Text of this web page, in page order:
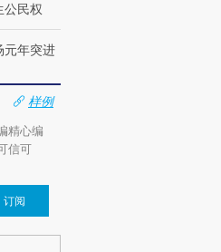
公民权
元年突进
样例
精心编
信可
订阅